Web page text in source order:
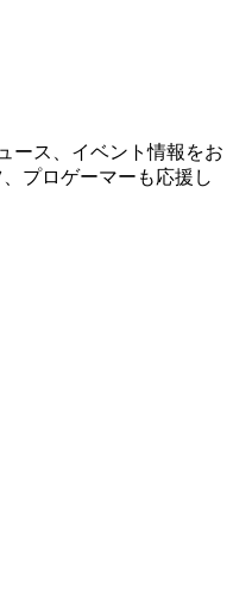
ース、イベント情報をお
プロゲーマーも応援し